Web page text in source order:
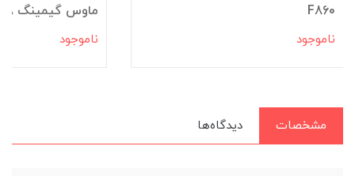
F860
ناموجود
ماوس گیمینگ AULA مدل S11
ناموجود
مشخصات دیدگاه‌ها